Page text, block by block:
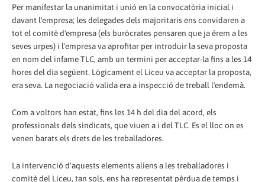
Per manifestar la unanimitat i unió en la convocatòria inicial i
davant l'empresa; les delegades dels majoritaris ens convidaren a
tot el comitè d'empresa (els buròcrates pensaren que ja érem a les
seves urpes) i l'empresa va aprofitar per introduir la seva proposta
en nom del infame TLC, amb un termini per acceptar-la fins a les 14
hores del dia següent. Lògicament el Liceu va acceptar la proposta,
era seva. La negociació valida era a inspecció de treball l'endemà.
Com a voltors han estat, fins les 14 h del dia del acord, els
professionals dels sindicats, que viuen a i del TLC. Es el lloc on es
venen barats els drets de les treballadores.
La intervenció d'aquests elements aliens a les treballadores i
comitè del Liceu, tan sols, ens ha representat pèrdua de temps i